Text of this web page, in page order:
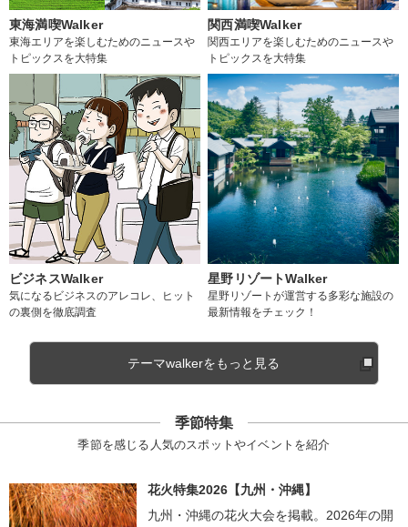
東海満喫Walker
東海エリアを楽しむためのニュースや
トピックスを大特集
関西満喫Walker
関西エリアを楽しむためのニュースや
トピックスを大特集
ビジネスWalker
気になるビジネスのアレコレ、ヒット
の裏側を徹底調査
星野リゾートWalker
星野リゾートが運営する多彩な施設の
最新情報をチェック！
テーマwalkerをもっと見る
季節特集
季節を感じる人気のスポットやイベントを紹介
花火特集2026【九州・沖縄】
九州・沖縄の花火大会を掲載。2026年の開